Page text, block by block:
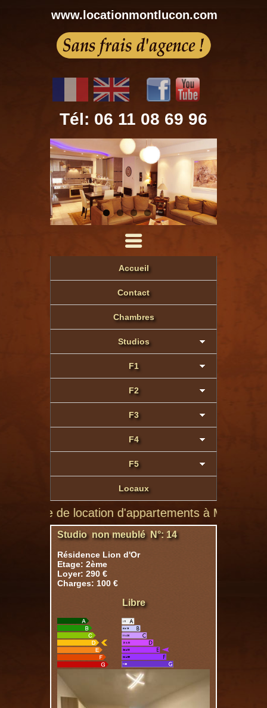
www.locationmontlucon.com
Tél: 06 11 08 69 96
Accueil
Contact
Chambres
Studios
F1
F2
F3
F4
F5
Locaux
de location d'appartements à Montluçon de
Studio non meublé N°: 14
Résidence Lion d'Or
Etage: 2ème
Loyer: 290 €
Charges: 100 €
Libre